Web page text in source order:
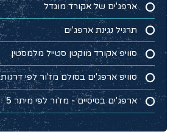
ארפג'ים של אקורד מוגדל
תרגיל נגינת ארפג'ים
סוויפ אקורד מוקטן סטייל מלמסטין
סוויפ ארפג'ים בסולם מז'ור לפי דרגות
ארפג'ים בסיסיים - מז'ור לפי מיתר 5